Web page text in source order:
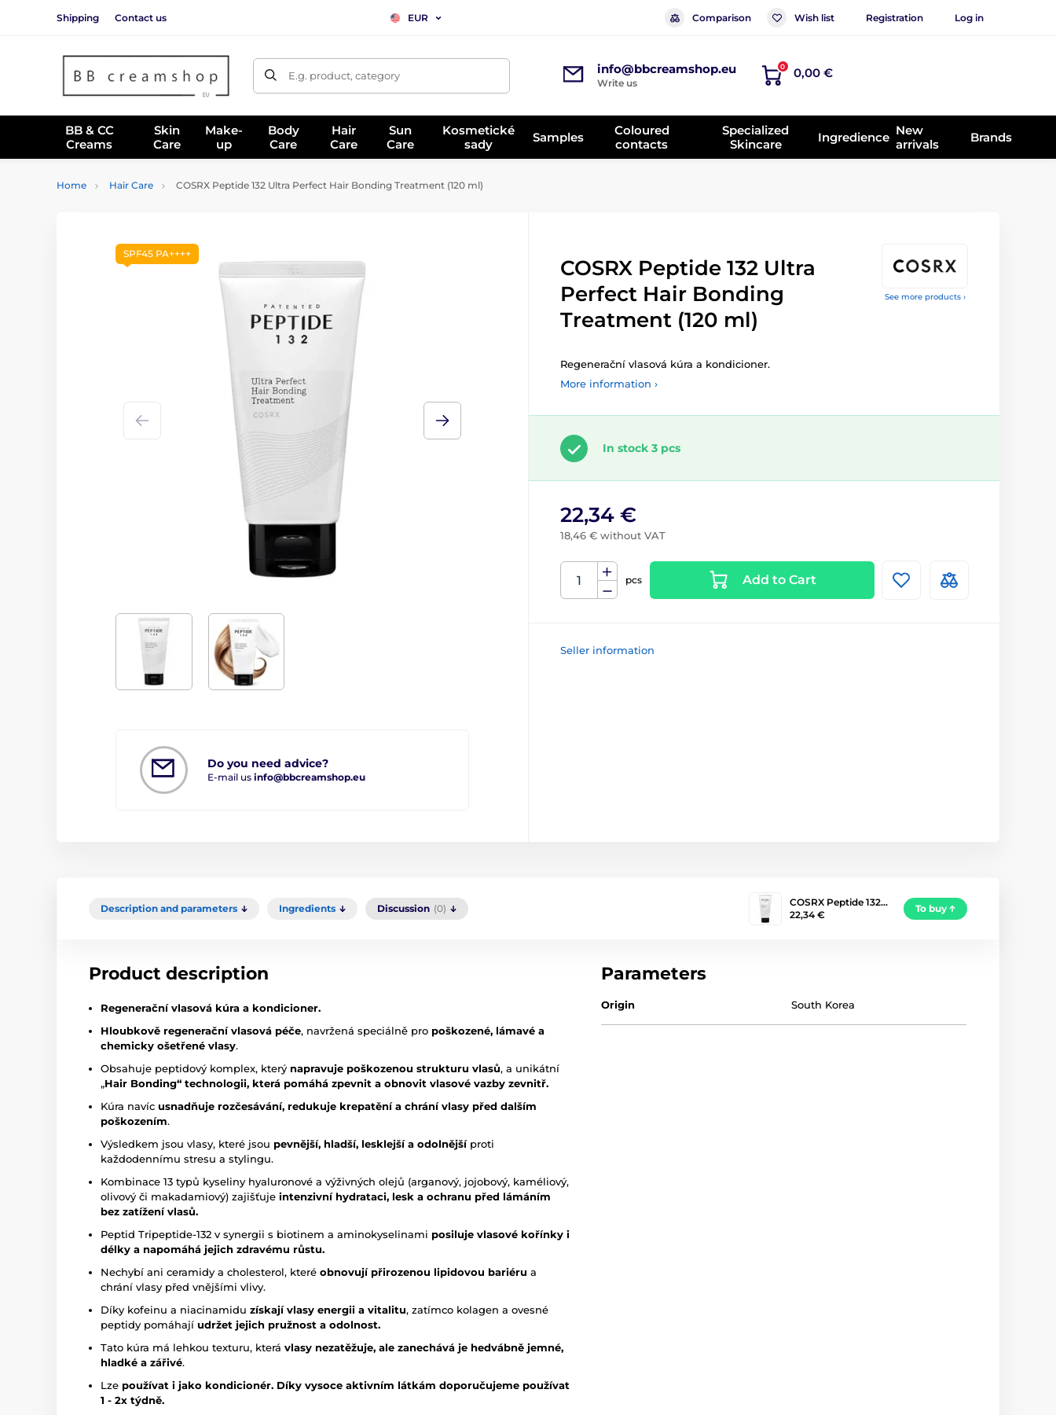
Shipping Contact us EUR Comparison Wish list Registration Log in
E.g. product, category info@bbcreamshop.eu
Write us
0 0,00 €
BB & CC
Creams
Skin
Care
Make-
up
Body
Care
Hair
Care
Sun
Care
Kosmetické
sady
Samples
Coloured
contacts
Specialized
Skincare
Ingredience New
arrivals
Brands
Home Hair Care COSRX Peptide 132 Ultra Perfect Hair Bonding Treatment (120 ml)
See more products ›
Do you need advice?
E-mail us info@bbcreamshop.eu
SPF45 PA++++
COSRX Peptide 132 Ultra
Perfect Hair Bonding
Treatment (120 ml)
Regenerační vlasová kúra a kondicioner.
More information ›
In stock 3 pcs
22,34 €
18,46 € without VAT
pcs Add to Cart
Seller information
Description and parameters Ingredients Discussion (0)
COSRX Peptide 132…
22,34 €
To buy
Product description
Regenerační vlasová kúra a kondicioner.
Hloubkově regenerační vlasová péče, navržená speciálně pro poškozené, lámavé a
chemicky ošetřené vlasy.
Obsahuje peptidový komplex, který napravuje poškozenou strukturu vlasů, a unikátní
„Hair Bonding“ technologii, která pomáhá zpevnit a obnovit vlasové vazby zevnitř.
Kúra navíc usnadňuje rozčesávání, redukuje krepatění a chrání vlasy před dalším
poškozením.
Výsledkem jsou vlasy, které jsou pevnější, hladší, lesklejší a odolnějšíproti
každodennímu stresu a stylingu.
Kombinace 13 typů kyseliny hyaluronové a výživných olejů (arganový, jojobový, kaméliový,
olivový či makadamiový) zajišťuje intenzivní hydrataci, lesk a ochranu před lámáním
bez zatížení vlasů.
Peptid Tripeptide-132 v synergii s biotinem a aminokyselinami posiluje vlasové kořínky i
délky a napomáhá jejich zdravému růstu.
Nechybí ani ceramidy a cholesterol, které obnovují přirozenou lipidovou bariéru a
chrání vlasy před vnějšími vlivy.
Díky kofeinu a niacinamidu získají vlasy energii a vitalitu, zatímco kolagen a ovesné
peptidy pomáhají udržet jejich pružnost a odolnost.
Tato kúra má lehkou texturu, která vlasy nezatěžuje, ale zanechává je hedvábně jemné,
hladké a zářivé.
Lze používat i jako kondicionér. Díky vysoce aktivním látkám doporučujeme používat
1 - 2x týdně.
Parameters
Origin South Korea